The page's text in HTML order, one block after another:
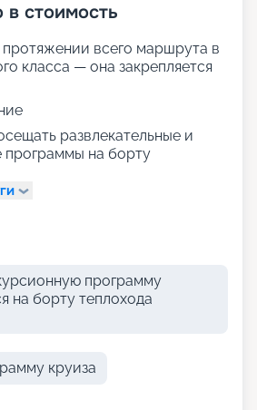
в стоимость
всего маршрута в
класса — она закрепляется
развлекательные и
программы на борту
программу
на борту теплохода
круиза